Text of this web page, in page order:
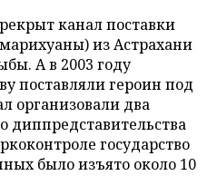
канал поставки
из Астрахани
А в 2003 году
поставляли героин под
организовали два
диппредставительства
государство
было изъято около 10